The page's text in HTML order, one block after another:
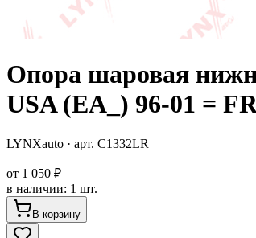
Опора шаровая
USA (EA_) 96-01 =
LYNXauto · арт. C1332LR
от 1 050 ₽
в наличии: 1 шт.
В корзину